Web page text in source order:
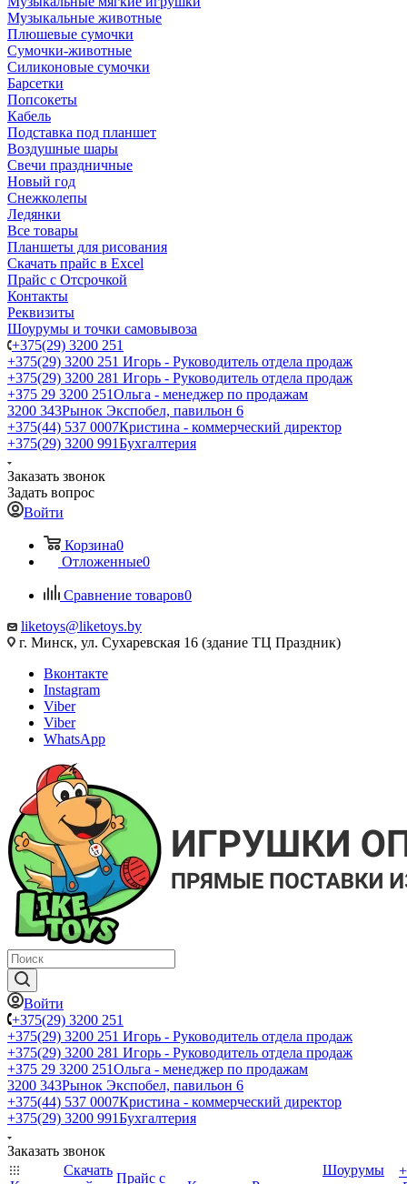
Музыкальные животные
Плюшевые сумочки
Сумочки-животные
Силиконовые сумочки
Барсетки
Попсокеты
Кабель
Подставка под планшет
Воздушные шары
Свечи праздничные
Новый год
Снежколепы
Ледянки
Все товары
Планшеты для рисования
Скачать прайс в Excel
Прайс с Отсрочкой
Контакты
Реквизиты
Шоурумы и точки самовывоза
+375(29) 3200 251
+375(29) 3200 251 Игорь - Руководитель отдела продаж
+375(29) 3200 281 Игорь - Руководитель отдела продаж
+З75 29 3200 251Ольга - менеджер по продажам
3200 343Рынок Экспобел, павильон 6
+375(44) 537 0007Кристина - коммерческий директор
+375(29) 3200 991Бухгалтерия
Заказать звонок
Задать вопрос
Войти
Корзина0
Отложенные0
Сравнение товаров0
liketoys@liketoys.by
г. Минск, ул. Сухаревская 16 (здание ТЦ Праздник)
Вконтакте
Instagram
Viber
Viber
WhatsApp
Войти
+375(29) 3200 251
+375(29) 3200 251 Игорь - Руководитель отдела продаж
+375(29) 3200 281 Игорь - Руководитель отдела продаж
+З75 29 3200 251Ольга - менеджер по продажам
3200 343Рынок Экспобел, павильон 6
+375(44) 537 0007Кристина - коммерческий директор
+375(29) 3200 991Бухгалтерия
Заказать звонок
Скачать
Прайс с
Шоурумы
+